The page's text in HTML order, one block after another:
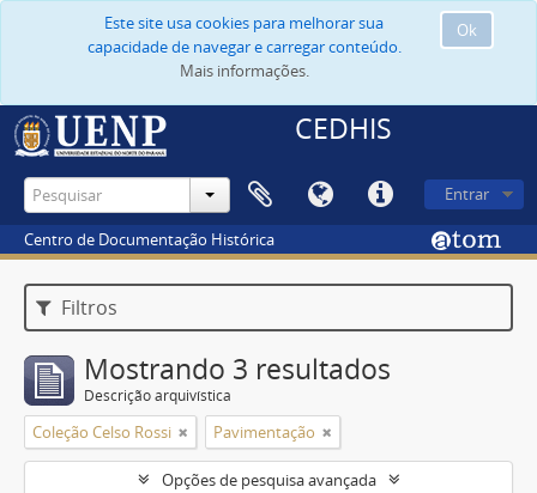
Ok
Este site usa cookies para melhorar sua
capacidade de navegar e carregar conteúdo.
Mais informações.
CEDHIS
Entrar
Centro de Documentação Histórica
Filtros
Mostrando 3 resultados
Descrição arquivística
Coleção Celso Rossi Pavimentação
Opções de pesquisa avançada